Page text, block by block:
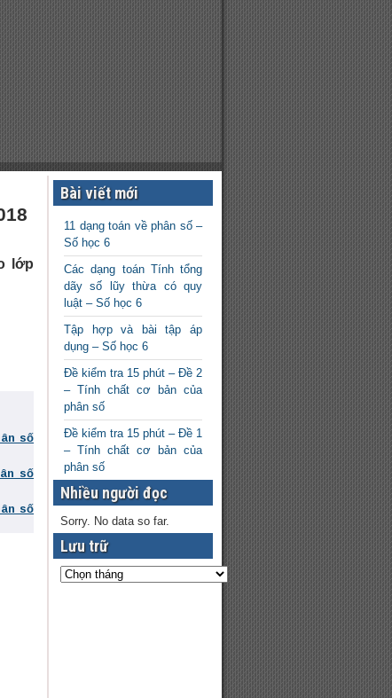
lớp
số
số
số
Bài viết mới
11 dạng toán về phân số –
Số học 6
Các dạng toán Tính tổng
dãy số lũy thừa có quy
luật – Số học 6
Tập hợp và bài tập áp
dụng – Số học 6
Đề kiểm tra 15 phút – Đề 2
– Tính chất cơ bản của
phân số
Đề kiểm tra 15 phút – Đề 1
– Tính chất cơ bản của
phân số
Nhiều người đọc
Sorry. No data so far.
Lưu trữ